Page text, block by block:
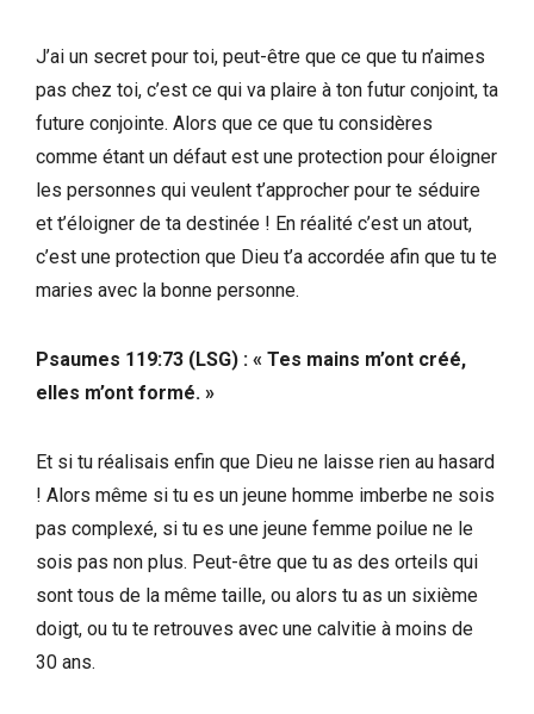
J’ai un secret pour toi, peut-être que ce que tu n’aimes
pas chez toi, c’est ce qui va plaire à ton futur conjoint, ta
future conjointe. Alors que ce que tu considères
comme étant un défaut est une protection pour éloigner
les personnes qui veulent t’approcher pour te séduire
et t’éloigner de ta destinée ! En réalité c’est un atout,
c’est une protection que Dieu t’a accordée afin que tu te
maries avec la bonne personne.
Psaumes 119:73 (LSG) : « Tes mains m’ont créé,
elles m’ont formé. »
Et si tu réalisais enfin que Dieu ne laisse rien au hasard
! Alors même si tu es un jeune homme imberbe ne sois
pas complexé, si tu es une jeune femme poilue ne le
sois pas non plus. Peut-être que tu as des orteils qui
sont tous de la même taille, ou alors tu as un sixième
doigt, ou tu te retrouves avec une calvitie à moins de
30 ans.